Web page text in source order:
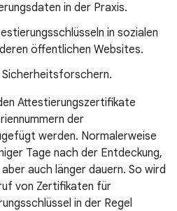
in der Praxis.
in sozialen
öffentlichen Websites.
Attestierungszertifikate
der
werden. Normalerweise
Tage nach der Entdeckung,
auch länger dauern. So wird
von Zertifikaten für
in der Regel